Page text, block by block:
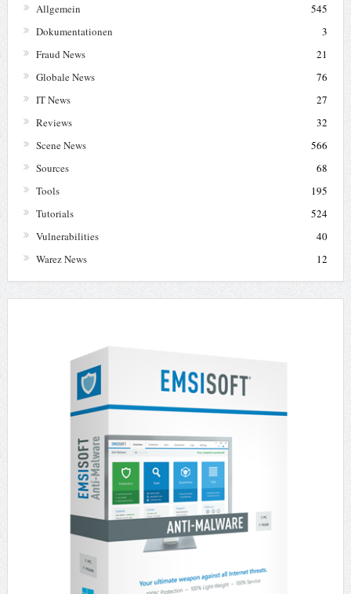
Allgemein
545
Dokumentationen
3
Fraud News
21
Globale News
76
IT News
27
Reviews
32
Scene News
566
Sources
68
Tools
195
Tutorials
524
Vulnerabilities
40
Warez News
12